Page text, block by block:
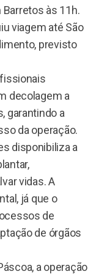
Barretos às 11h.
viagem até São
previsto
decolagem a
garantindo a
da operação.
disponibiliza a
vidas. A
já que o
de
de órgãos
a operação